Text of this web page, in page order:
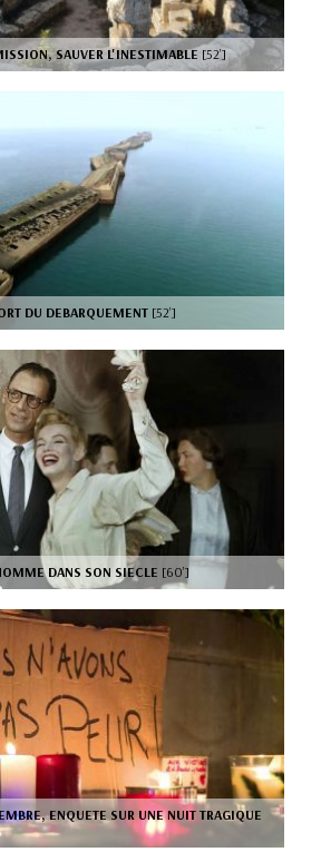
SAUVER L'INESTIMABLE [52’]
DU DEBARQUEMENT [52’]
DANS SON SIECLE [60’]
ENQUETE SUR UNE NUIT TRAGIQUE